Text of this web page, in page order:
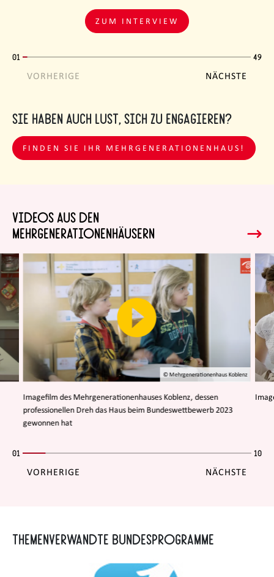
ZUM INTERVIEW
01 49
VORHERIGE NÄCHSTE
Sie haben auch Lust, sich zu engagieren?
FINDEN SIE IHR MEHRGENERATIONENHAUS!
Videos aus den
Mehrgenerationenhäusern
© Mehrgenerationenhaus Koblenz
Imagefilm des Mehrgenerationenhauses Koblenz, dessen
professionellen Dreh das Haus beim Bundeswettbewerb 2023
gewonnen hat
01 10
VORHERIGE NÄCHSTE
Themenverwandte Bundesprogramme